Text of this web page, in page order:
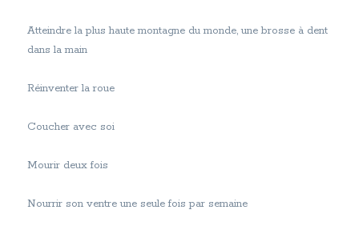
Atteindre la plus haute montagne du monde, une brosse à dent
dans la main
Réinventer la roue
Coucher avec soi
Mourir deux fois
Nourrir son ventre une seule fois par semaine